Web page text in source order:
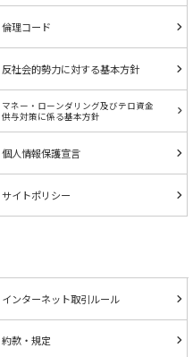
倫理コード
反社会的勢力に対する基本方針
マネー・ローンダリング及びテロ資金
供与対策に係る基本方針
個人情報保護宣言
サイトポリシー
インターネット取引ルール
約款・規定